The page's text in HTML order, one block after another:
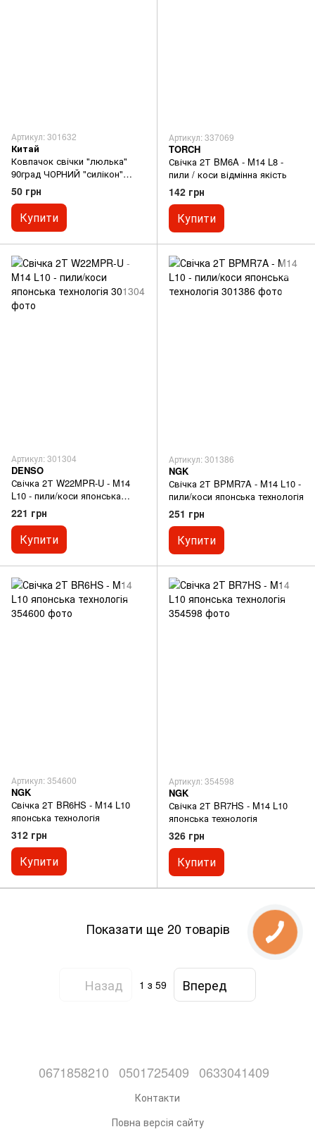
Артикул: 301632
Китай
Ковпачок свічки "люлька"
90град ЧОРНИЙ "силікон"
малий
50 грн
Купити
Артикул: 337069
TORCH
Свічка 2Т BM6A - M14 L8 -
пили / коси відмінна якість
142 грн
Купити
Артикул: 301304
DENSO
Свічка 2Т W22MPR-U - M14
L10 - пили/коси японська
технологія
221 грн
Купити
Артикул: 301386
NGK
Свічка 2Т BPMR7A - M14 L10 -
пили/коси японська технологія
251 грн
Купити
Артикул: 354600
NGK
Свічка 2Т BR6HS - M14 L10
японська технологія
312 грн
Купити
Артикул: 354598
NGK
Свічка 2Т BR7HS - M14 L10
японська технологія
326 грн
Купити
Показати ще 20 товарів
Назад 1 з 59 Вперед
0671858210 0501725409 0633041409
Контакти
Повна версія сайту